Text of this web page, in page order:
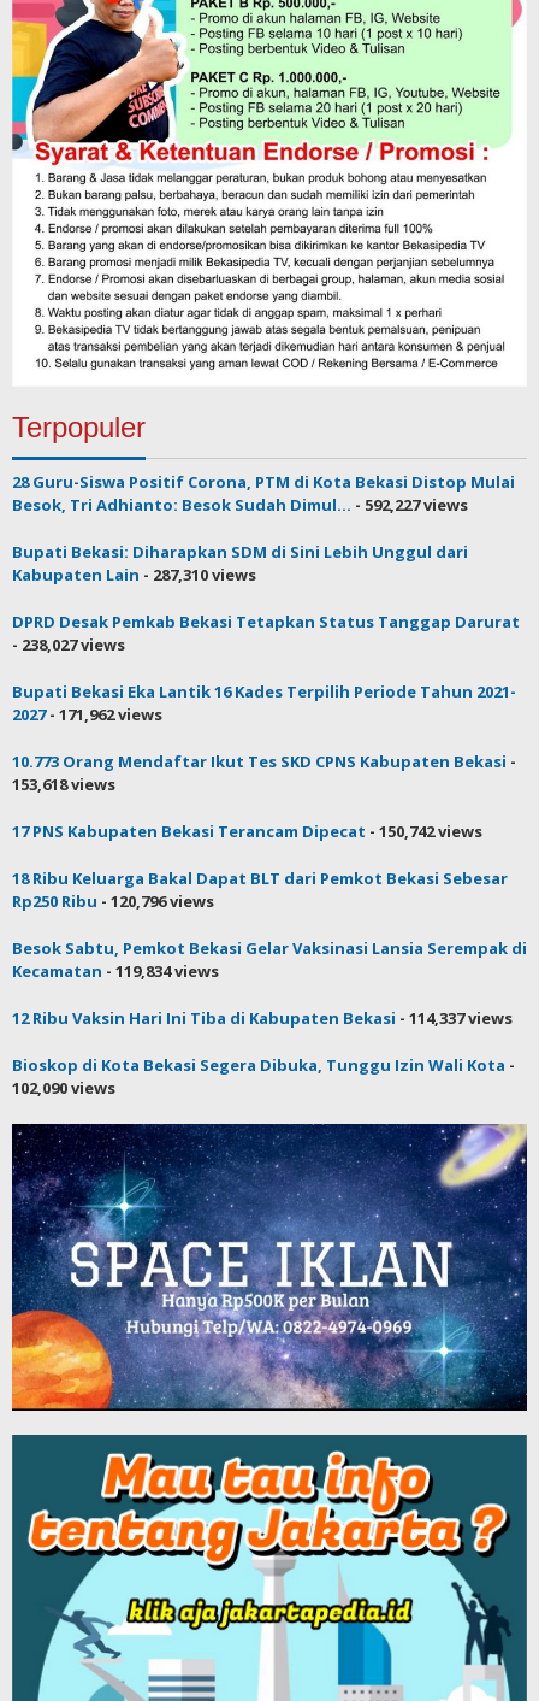
Terpopuler
28 Guru-Siswa Positif Corona, PTM di Kota Bekasi Distop Mulai
Besok, Tri Adhianto: Besok Sudah Dimul... - 592,227 views
Bupati Bekasi: Diharapkan SDM di Sini Lebih Unggul dari
Kabupaten Lain - 287,310 views
DPRD Desak Pemkab Bekasi Tetapkan Status Tanggap Darurat
- 238,027 views
Bupati Bekasi Eka Lantik 16 Kades Terpilih Periode Tahun 2021-
2027- 171,962 views
10.773 Orang Mendaftar Ikut Tes SKD CPNS Kabupaten Bekasi -
153,618 views
17 PNS Kabupaten Bekasi Terancam Dipecat - 150,742 views
18 Ribu Keluarga Bakal Dapat BLT dari Pemkot Bekasi Sebesar
Rp250 Ribu - 120,796 views
Besok Sabtu, Pemkot Bekasi Gelar Vaksinasi Lansia Serempak di
Kecamatan - 119,834 views
12 Ribu Vaksin Hari Ini Tiba di Kabupaten Bekasi - 114,337 views
Bioskop di Kota Bekasi Segera Dibuka, Tunggu Izin Wali Kota -
102,090 views